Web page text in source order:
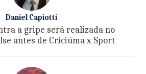
Daniel Capiotti
a gripe será realizada no
antes de Criciúma x Sport